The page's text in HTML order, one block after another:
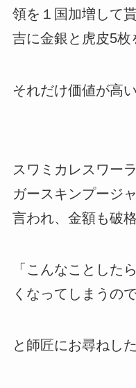
領を１国加増して
吉に金銀と虎皮5枚
それだけ価値が高
スワミカレスワー
ガースキンプージ
言われ、金額も破
「こんなことした
くなってしまうの
と師匠にお尋ねし